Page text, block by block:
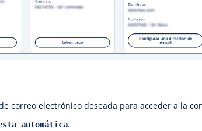
correo electrónico deseada para acceder a la
automática.